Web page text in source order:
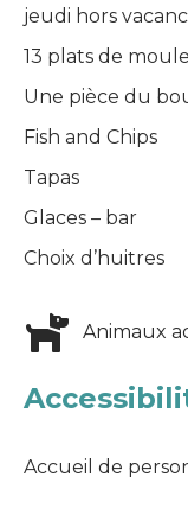
jeudi hors
13 plats de
Une pièce du
Fish and Chips
Tapas
Glaces – bar
Choix d’huitres
Animaux
Accueil de